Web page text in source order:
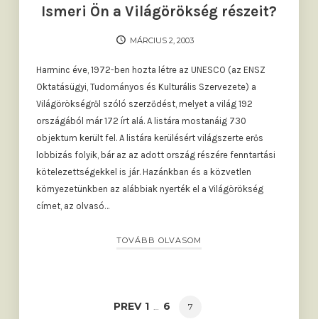
Ismeri Ön a Világörökség részeit?
MÁRCIUS 2, 2003
Harminc éve, 1972-ben hozta létre az UNESCO (az ENSZ
Oktatásügyi, Tudományos és Kulturális Szervezete) a
Világörökségről szóló szerződést, melyet a világ 192
országából már 172 írt alá. A listára mostanáig 730
objektum került fel. A listára kerülésért világszerte erős
lobbizás folyik, bár az az adott ország részére fenntartási
kötelezettségekkel is jár. Hazánkban és a közvetlen
környezetünkben az alábbiak nyerték el a Világörökség
címet, az olvasó…
TOVÁBB OLVASOM
PREV PAGE
1 … PAGE
6 PAGE
7